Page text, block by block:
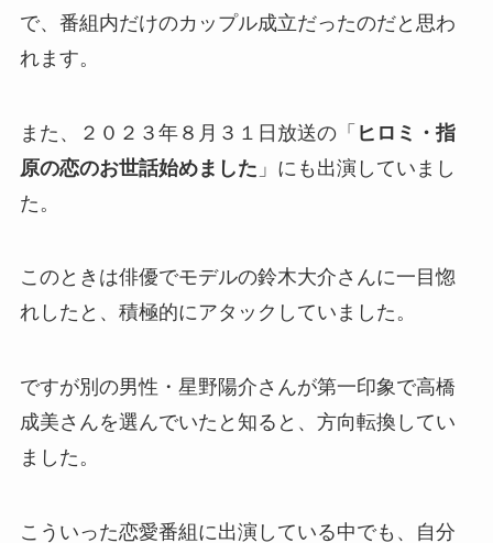
で、番組内だけのカップル成立だったのだと思わ
れます。
また、２０２３年８月３１日放送の「 ヒロミ・指
原の恋のお世話始めました 」にも出演していまし
た。
このときは俳優でモデルの鈴木大介さんに一目惚
れしたと、積極的にアタックしていました。
ですが別の男性・星野陽介さんが第一印象で高橋
成美さんを選んでいたと知ると、方向転換してい
ました。
こういった恋愛番組に出演している中でも、自分